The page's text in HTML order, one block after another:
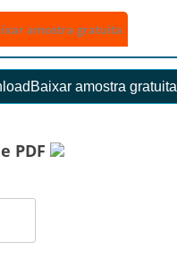
amostra gratuita
Baixar amostra gratuita
PDF